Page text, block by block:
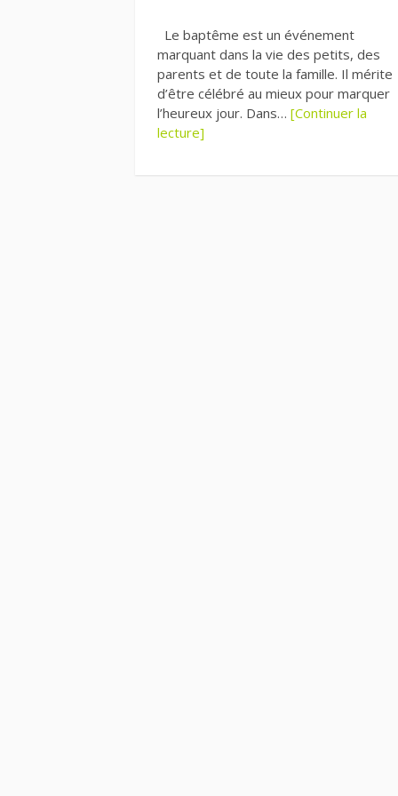
Le baptême est un événement
marquant dans la vie des petits, des
parents et de toute la famille. Il mérite
d’être célébré au mieux pour marquer
l’heureux jour. Dans… [Continuer la
lecture]